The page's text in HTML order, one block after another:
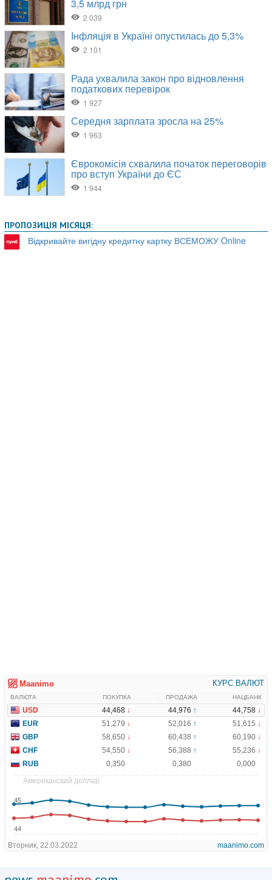
ПРОПОЗИЦІЯ МІСЯЦЯ:
Відкривайте вигідну кредитну картку ВСЕМОЖУ Online